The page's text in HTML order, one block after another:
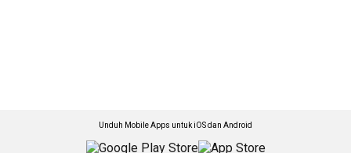
Unduh Mobile Apps untuk iOS dan Android